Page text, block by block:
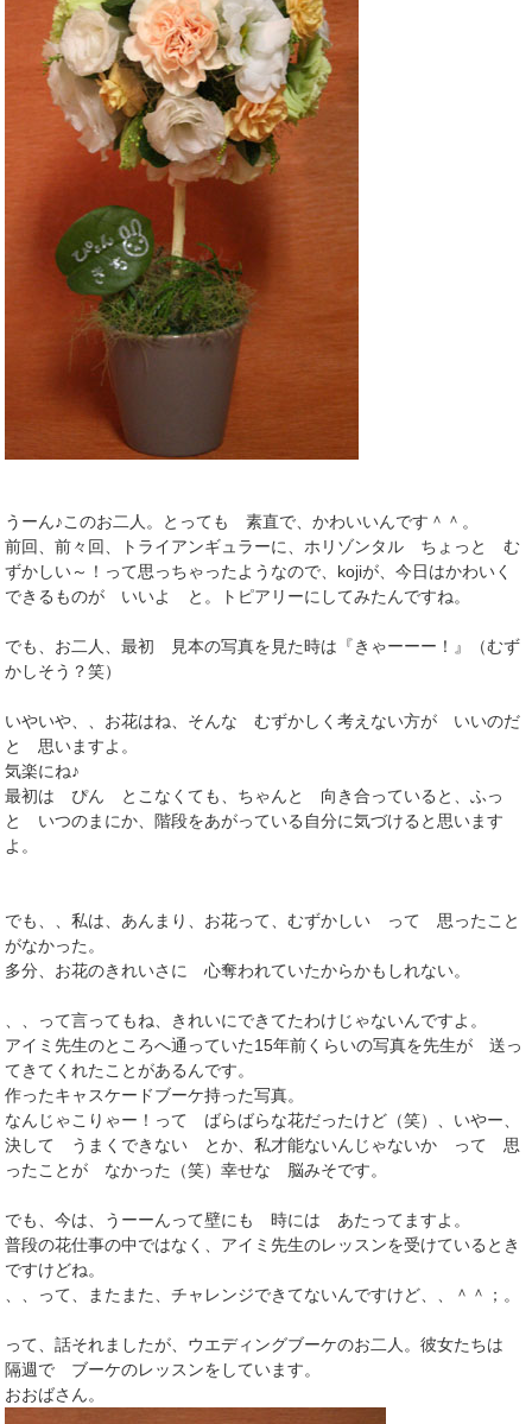
うーん♪このお二人。とっても 素直で、かわいいんです＾＾。
前回、前々回、トライアンギュラーに、ホリゾンタル ちょっと む
ずかしい～！って思っちゃったようなので、kojiが、今日はかわいく
できるものが いいよ と。トピアリーにしてみたんですね。
でも、お二人、最初 見本の写真を見た時は『きゃーーー！』（むず
かしそう？笑）
いやいや、、お花はね、そんな むずかしく考えない方が いいのだ
と 思いますよ。
気楽にね♪
最初は ぴん とこなくても、ちゃんと 向き合っていると、ふっ
と いつのまにか、階段をあがっている自分に気づけると思います
よ。
でも、、私は、あんまり、お花って、むずかしい って 思ったこと
がなかった。
多分、お花のきれいさに 心奪われていたからかもしれない。
、、って言ってもね、きれいにできてたわけじゃないんですよ。
アイミ先生のところへ通っていた15年前くらいの写真を先生が 送っ
てきてくれたことがあるんです。
作ったキャスケードブーケ持った写真。
なんじゃこりゃー！って ばらばらな花だったけど（笑）、いやー、
決して うまくできない とか、私才能ないんじゃないか って 思
ったことが なかった（笑）幸せな 脳みそです。
でも、今は、うーーんって壁にも 時には あたってますよ。
普段の花仕事の中ではなく、アイミ先生のレッスンを受けているとき
ですけどね。
、、って、またまた、チャレンジできてないんですけど、、＾＾；。
って、話それましたが、ウエディングブーケのお二人。彼女たちは
隔週で ブーケのレッスンをしています。
おおばさん。